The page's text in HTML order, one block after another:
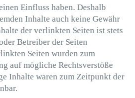
Einfluss haben. Deshalb
Inhalte auch keine Gewähr
der verlinkten Seiten ist stets
Betreiber der Seiten
Seiten wurden zum
auf mögliche Rechtsverstöße
Inhalte waren zum Zeitpunkt der